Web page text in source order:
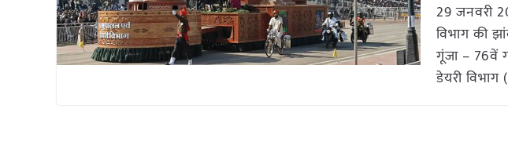
29 जनवरी
विभाग की
गूंजा – 76वें
डेयरी